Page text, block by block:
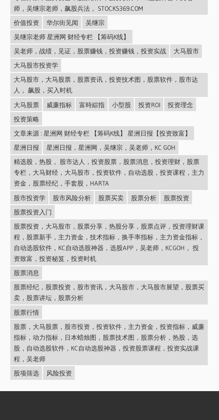
师，吴继宗老师，飙股兵法， STOCKS369.COM
价值投资
华尔街见闻
吴继宗
吴继宗老师 星洲网 财经专栏 【筹码K线】
吴老师，战绩，见证，股票赚钱，投资赚钱，投资实战
大马股市
大马股市投资学
大马股市，大马股票，股票资讯，投资技术图，股票软件，股市达
人， 飙股，买入时机
大马股票
威廉指标 富時綜指 小型股 投资ROI
投资理念
投资策略
文章来源 : 星洲网 财经专栏 【筹码K线】 星洲日报【投资致富】
星洲日报
星洲日报，星洲网，吴继宗，吴老师，KC GOH
精选股，热股， 股市达人，投资股票，股票消息，投资理财，股票
专栏，大马财经，大马股市，投资软件，自动选股，投资课程，主力
资金，股票经纪，手套股，HARTA
股市投资学
股市风险分析 股票买卖 股票分析
股票投资
股票投资入门
股票投资，大马股市，股票分享，热股分享，股票点评，投资理财课
程，股票新手，主力资金，技术指标，换手率指标，主力资金指标，
自动选股软件，KC自动选股神器，选股APP，吴老师，KCGOH， 投
资致富，投资秘笈，投资时机
股票消息
股票经纪，股票投资，股市资讯，大马股市，大马股市展望，股票买
卖，股票讲坛，股票分析
股票行情
股票，大马股票，股市投资，投资软件，主力资金，投资指标，威廉
指标，动力指标，日本蜡烛图，股票技术图，股票分析，热股，选
股，自动选股软件，KC自动选股神器，投资股票课程，投资实战课
程，吴老师
股项筛选
风险投资